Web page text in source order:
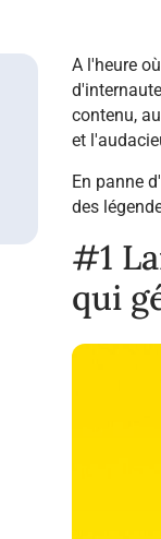
A l'heure
contenu,
et
En panne
des
#1
qui